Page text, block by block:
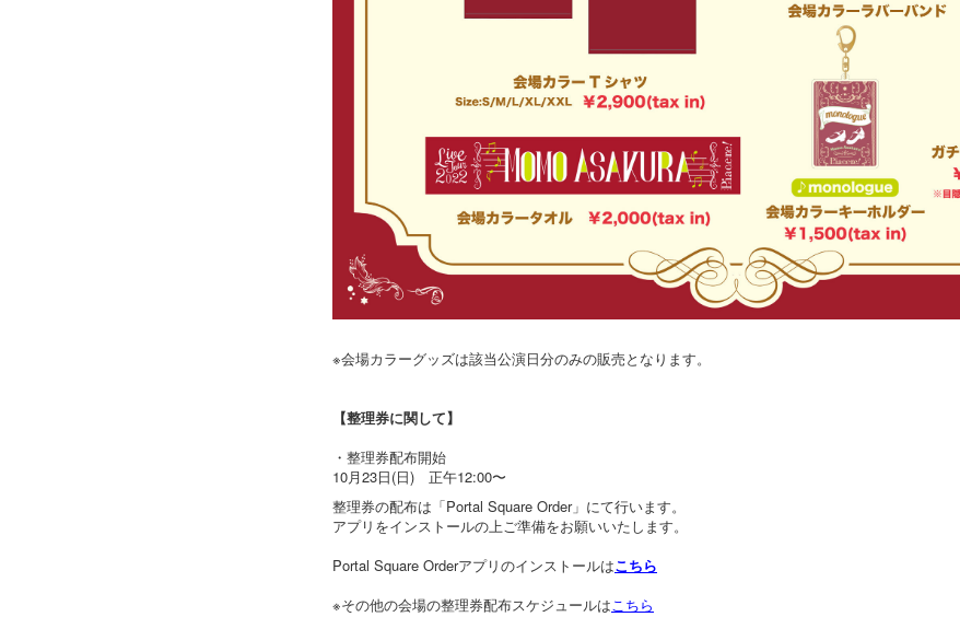
※会場カラーグッズは該当公演日分のみの販売となります。
【整理券に関して】
・整理券配布開始
10月23日(日) 正午12:00〜
整理券の配布は「Portal Square Order」にて行います。
アプリをインストールの上ご準備をお願いいたします。
Portal Square Orderアプリのインストールはこちら
※その他の会場の整理券配布スケジュールはこちら